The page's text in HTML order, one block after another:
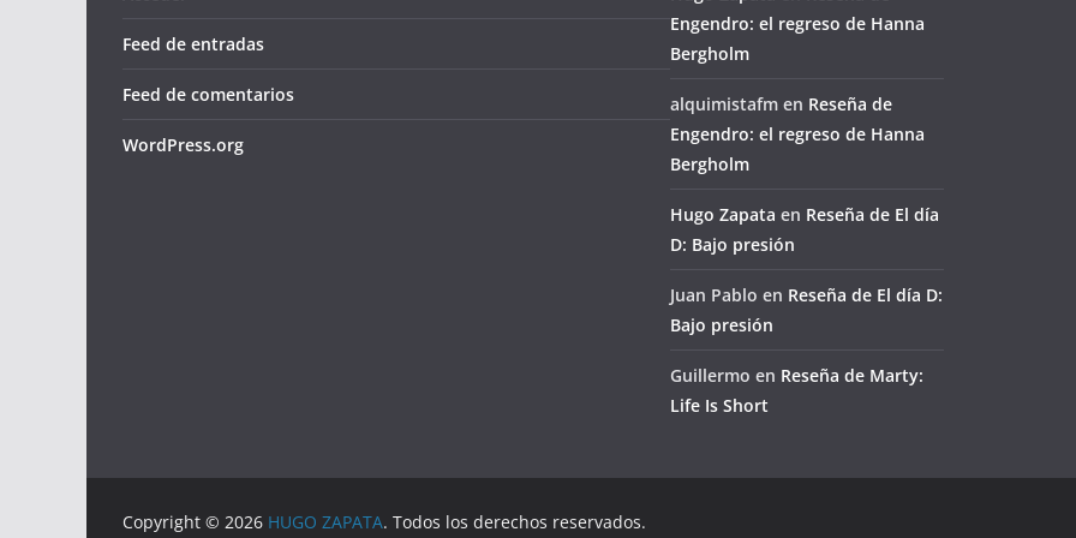
Feed de entradas
Feed de comentarios
WordPress.org
Engendro: el regreso de Hanna
Bergholm
alquimistafm en Reseña de
Engendro: el regreso de Hanna
Bergholm
Hugo Zapata en Reseña de El día
D: Bajo presión
Juan Pablo en Reseña de El día D:
Bajo presión
Guillermo en Reseña de Marty:
Life Is Short
Copyright © 2026 HUGO ZAPATA. Todos los derechos reservados.